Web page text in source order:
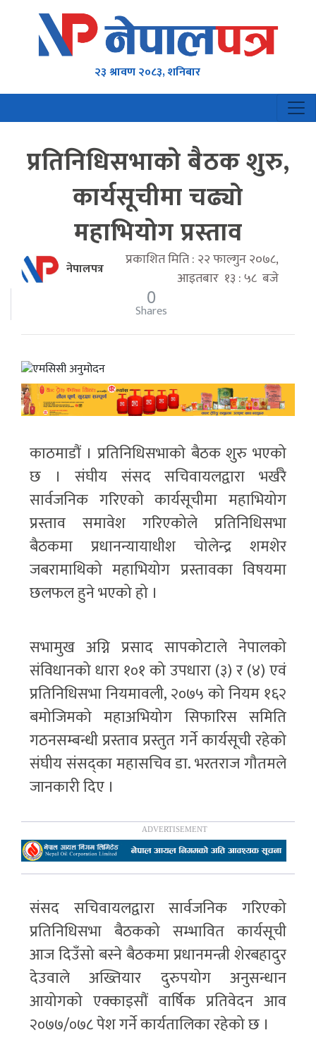
२३ श्रावण २०८३, शनिबार
प्रतिनिधिसभाकाे बैठक शुरु,
कार्यसूचीमा चढ्यो
महाभियोग प्रस्ताव
नेपालपत्र
प्रकाशित मिति : २२ फाल्गुन २०७८,
आइतबार १३ : ५८ बजे
0
Shares
काठमाडौं । प्रतिनिधिसभाकाे बैठक शुरु भएको
छ । संघीय संसद सचिवायलद्वारा भर्खरै
सार्वजनिक गरिएको कार्यसूचीमा महाभियोग
प्रस्ताव समावेश गरिएकोले प्रतिनिधिसभा
बैठकमा प्रधानन्यायाधीश चोलेन्द्र शमशेर
जबरामाथिको महाभियोग प्रस्तावका विषयमा
छलफल हुने भएको हो ।
सभामुख अग्नि प्रसाद सापकोटाले नेपालको
संविधानको धारा १०१ को उपधारा (३) र (४) एवं
प्रतिनिधिसभा नियमावली, २०७५ को नियम १६२
बमोजिमको महाअभियोग सिफारिस समिति
गठनसम्बन्धी प्रस्ताव प्रस्तुत गर्ने कार्यसूची रहेको
संघीय संसद्का महासचिव डा. भरतराज गौतमले
जानकारी दिए ।
संसद सचिवायलद्वारा सार्वजनिक गरिएको
प्रतिनिधिसभा बैठकको सम्भावित कार्यसूची
आज दिउँसो बस्ने बैठकमा प्रधानमन्त्री शेरबहादुर
देउवाले अख्तियार दुरुपयोग अनुसन्धान
आयोगको एक्काइसौं वार्षिक प्रतिवेदन आव
२०७७/०७८ पेश गर्ने कार्यतालिका रहेको छ ।